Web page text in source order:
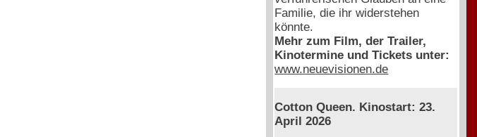
Familie, die ihr widerstehen
könnte.
Mehr zum Film, der Trailer,
Kinotermine und Tickets unter:
www.neuevisionen.de
Cotton Queen. Kinostart: 23.
April 2026